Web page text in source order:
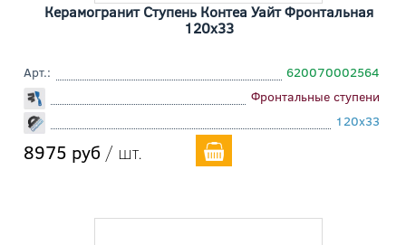
Керамогранит Ступень Контеа Уайт Фронтальная
120x33
Арт.:
620070002564
Фронтальные ступени
120x33
8975 руб / шт.